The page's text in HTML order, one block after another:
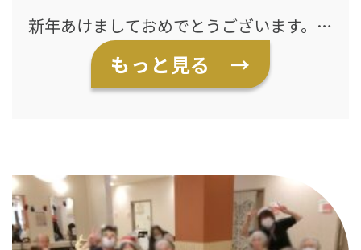
新年あけましておめでとうございます。
本年も入居者様に安心と笑顔をお届けで
きるよう、職員一同努めてまいります。ど
もっと見る →